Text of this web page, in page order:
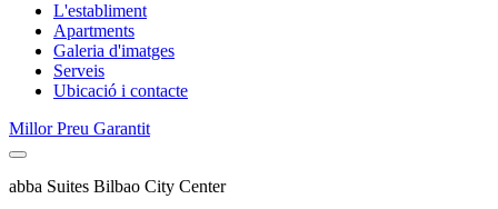
L'establiment
Apartments
Galeria d'imatges
Serveis
Ubicació i contacte
Millor Preu Garantit
abba Suites Bilbao City Center